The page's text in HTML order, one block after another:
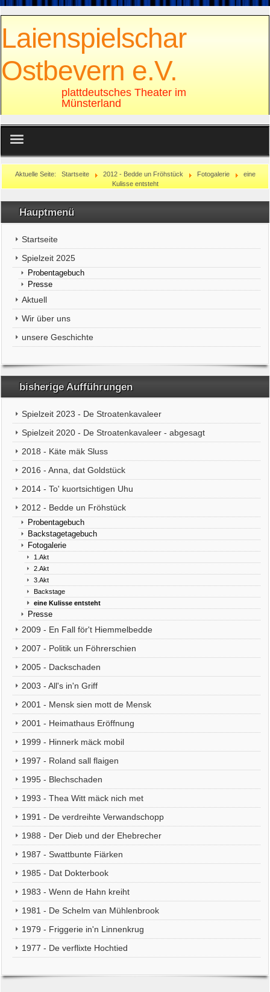
Laienspielschar
Ostbevern e.V.
plattdeutsches Theater im
Münsterland
Sonstiges
Aktuelle Seite: Startseite 2012 - Bedde un Fröhstück Fotogalerie
eine
Kulisse entsteht
Hauptmenü
Startseite
Spielzeit 2025
Probentagebuch
Presse
Aktuell
Wir über uns
unsere Geschichte
bisherige Aufführungen
Spielzeit 2023 - De Stroatenkavaleer
Spielzeit 2020 - De Stroatenkavaleer - abgesagt
2018 - Käte mäk Sluss
2016 - Anna, dat Goldstück
2014 - To' kuortsichtigen Uhu
2012 - Bedde un Fröhstück
Probentagebuch
Backstagetagebuch
Fotogalerie
1.Akt
2.Akt
3.Akt
Backstage
eine Kulisse entsteht
Presse
2009 - En Fall för't Hiemmelbedde
2007 - Politik un Föhrerschien
2005 - Dackschaden
2003 - All's in'n Griff
2001 - Mensk sien mott de Mensk
2001 - Heimathaus Eröffnung
1999 - Hinnerk mäck mobil
1997 - Roland sall flaigen
1995 - Blechschaden
1993 - Thea Witt mäck nich met
1991 - De verdreihte Verwandschopp
1988 - Der Dieb und der Ehebrecher
1987 - Swattbunte Fiärken
1985 - Dat Dokterbook
1983 - Wenn de Hahn kreiht
1981 - De Schelm van Mühlenbrook
1979 - Friggerie in'n Linnenkrug
1977 - De verflixte Hochtied